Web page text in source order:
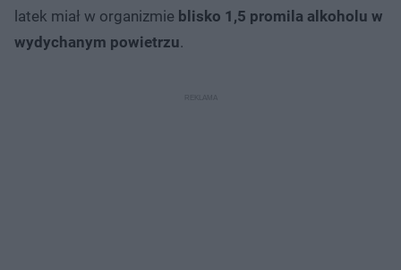
latek miał w organizmie blisko 1,5 promila alkoholu w
wydychanym powietrzu.